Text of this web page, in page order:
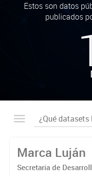
Estos son datos
publicados
Marca Luján
Secretaria de